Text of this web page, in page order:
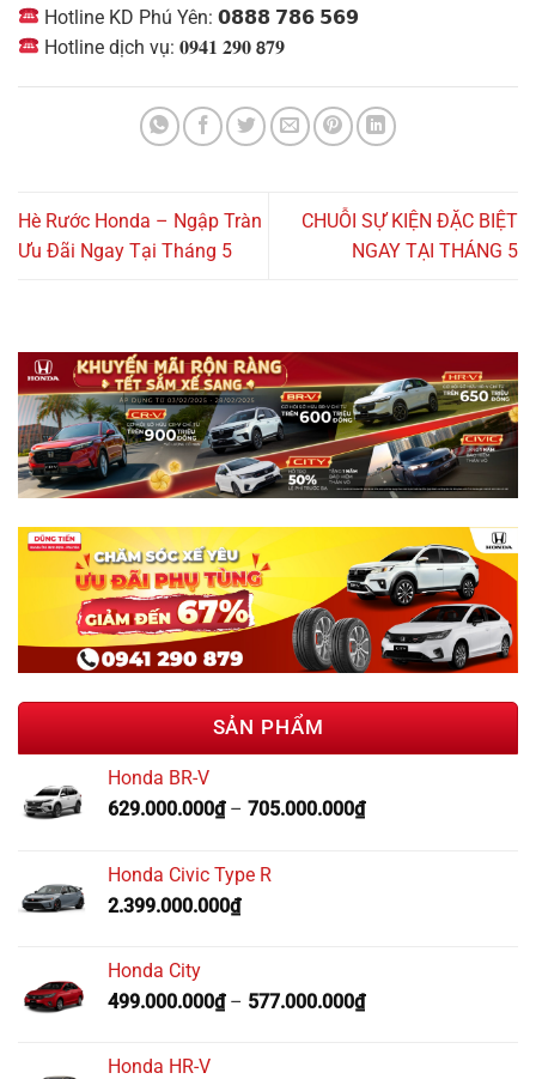
Hotline KD Phú Yên: 𝟬𝟴𝟴𝟴 𝟳𝟴𝟲 𝟱𝟲𝟵
Hotline dịch vụ: 𝟎𝟗𝟒𝟏 𝟐𝟗𝟎 𝟴𝟕𝟗
Hè Rước Honda – Ngập Tràn
Ưu Đãi Ngay Tại Tháng 5
CHUỖI SỰ KIỆN ĐẶC BIỆT
NGAY TẠI THÁNG 5
SẢN PHẨM
Honda BR-V
629.000.000₫– 705.000.000₫
Honda Civic Type R
2.399.000.000₫
Honda City
499.000.000₫– 577.000.000₫
Honda HR-V